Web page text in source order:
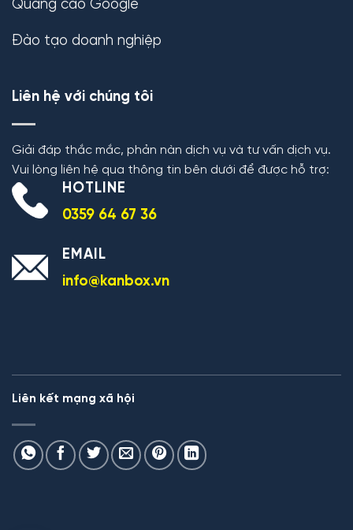
Quảng cáo Google
Đào tạo doanh nghiệp
Liên hệ với chúng tôi
Giải đáp thắc mắc, phản nàn dịch vụ và tư vấn dịch vụ.
Vui lòng liên hệ qua thông tin bên dưới để được hỗ trợ:
HOTLINE
0359 64 67 36
EMAIL
info@kanbox.vn
Liên kết mạng xã hội